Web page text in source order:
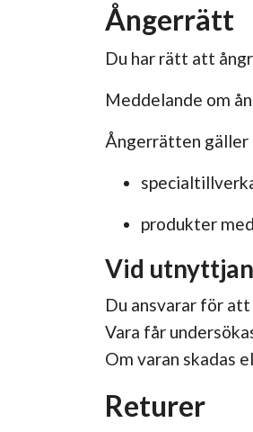
Ångerrätt
Du har rätt att
Meddelande om
Ångerrätten
produkter
Vid
Du ansvarar för
Vara får
Om varan skadas
Returer